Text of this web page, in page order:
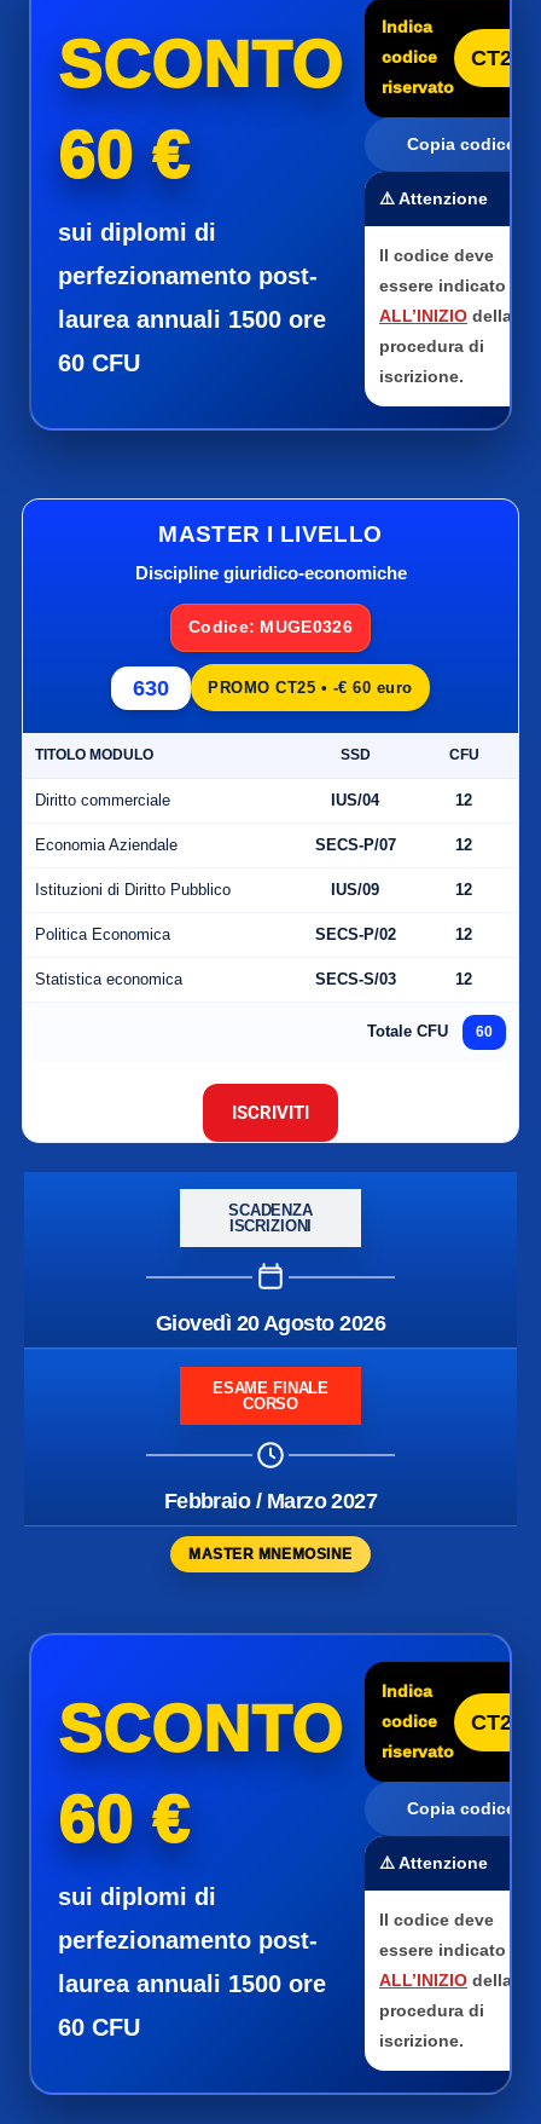
SCONTO
60 €
sui diplomi di
perfezionamento post-
laurea annuali 1500 ore
60 CFU
Indica
codice
riservato
CT25
Copia codice
⚠️ Attenzione
Il codice deve
essere indicato
ALL’INIZIO della
procedura di
iscrizione.
MASTER I LIVELLO
Discipline giuridico-economiche
Codice: MUGE0326
630 PROMO CT25 • -€ 60 euro
TITOLO MODULO SSD CFU
Diritto commerciale IUS/04 12
Economia Aziendale SECS-P/07 12
Istituzioni di Diritto Pubblico IUS/09 12
Politica Economica SECS-P/02 12
Statistica economica SECS-S/03 12
Totale CFU 60
ISCRIVITI
SCADENZA
ISCRIZIONI
Giovedì 20 Agosto 2026
ESAME FINALE
CORSO
Febbraio / Marzo 2027
MASTER MNEMOSINE
SCONTO
60 €
sui diplomi di
perfezionamento post-
laurea annuali 1500 ore
60 CFU
Indica
codice
riservato
CT25
Copia codice
⚠️ Attenzione
Il codice deve
essere indicato
ALL’INIZIO della
procedura di
iscrizione.